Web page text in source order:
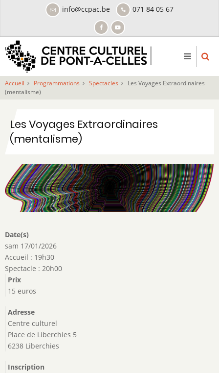
principal
info@ccpac.be 071 84 05 67
Accueil Programmations Spectacles
Les Voyages Extraordinaires
(mentalisme)
Les Voyages Extraordinaires
(mentalisme)
Date(s)
sam 17/01/2026
Accueil : 19h30
Spectacle : 20h00
Prix
15 euros
Adresse
Centre culturel
Place de Liberchies 5
6238 Liberchies
Inscription